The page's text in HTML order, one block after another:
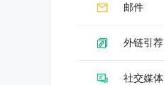
邮件
外链引荐
社交媒体